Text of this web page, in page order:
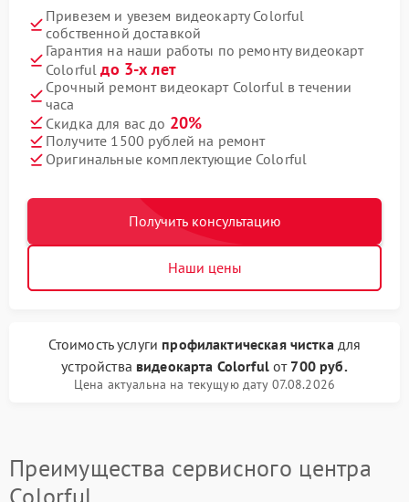
Привезем и увезем видеокарту Colorful
собственной доставкой
Гарантия на наши работы по ремонту видеокарт
Colorfulдо 3-х лет
Срочный ремонт видеокарт Colorful в течении
часа
Скидка для вас до 20%
Получите 1500 рублей на ремонт
Оригинальные комплектующие Colorful
Получить консультацию
Наши цены
Стоимость услуги профилактическая чистка для
устройства видеокарта Colorfulот 700 руб.
Цена актуальна на текущую дату 07.08.2026
Преимущества сервисного центра
Colorful